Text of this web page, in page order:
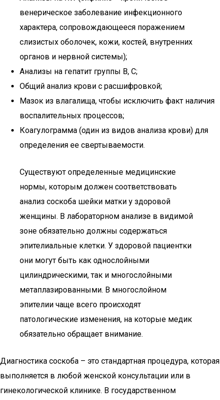
венерическое заболевание инфекционного
характера, сопровождающееся поражением
слизистых оболочек, кожи, костей, внутренних
органов и нервной системы);
Анализы на гепатит группы В, С;
Общий анализ крови с расшифровкой;
Мазок из влагалища, чтобы исключить факт наличия
воспалительных процессов;
Коагулограмма (один из видов анализа крови) для
определения ее свертываемости.
Существуют определенные медицинские
нормы, которым должен соответствовать
анализ соскоба шейки матки у здоровой
женщины. В лабораторном анализе в видимой
зоне обязательно должны содержаться
эпителиальные клетки. У здоровой пациентки
они могут быть как однослойными
цилиндрическими, так и многослойными
метаплазированными. В многослойном
эпителии чаще всего происходят
патологические изменения, на которые медик
обязательно обращает внимание.
Диагностика соскоба – это стандартная процедура, которая
выполняется в любой женской консультации или в
гинекологической клинике. В государственном